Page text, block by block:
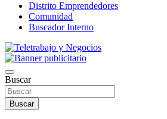
Distrito Emprendedores
Comunidad
Buscador Interno
Teletrabajo y Negocios
Buscar
Buscar